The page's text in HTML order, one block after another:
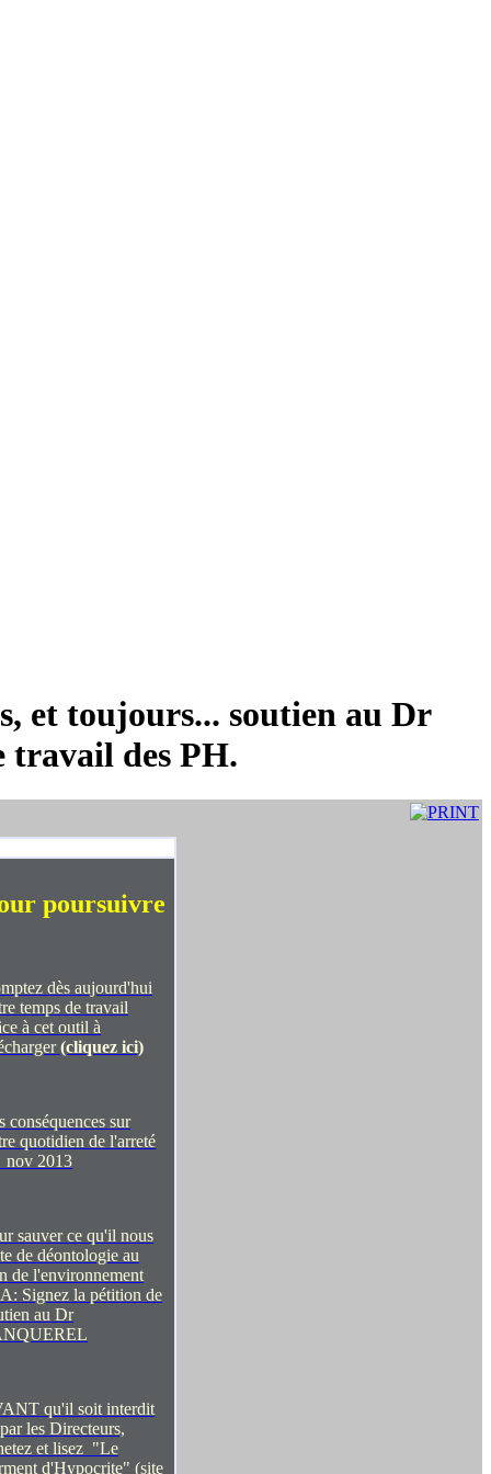
et toujours... soutien au Dr
travail des PH.
poursuivre
dès aujourd'hui
temps de travail
à cet outil à
(cliquez ici)
conséquences sur
quotidien de l'arreté
nov 2013
sauver ce qu'il nous
de déontologie au
de l'environnement
Signez la pétition de
au Dr
qu'il soit interdit
les Directeurs,
et lisez "Le
d'Hypocrite" (site